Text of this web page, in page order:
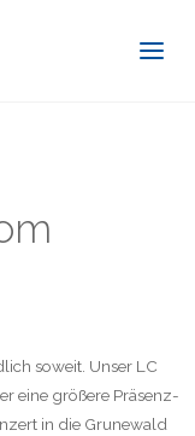
soweit. Unser LC
eine größere Präsenz-
in die Grunewald